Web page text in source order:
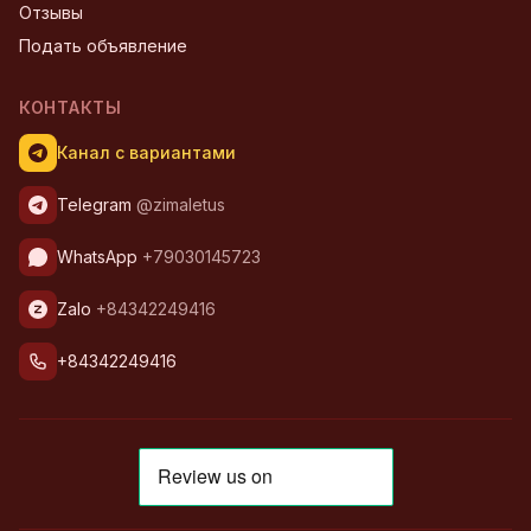
Отзывы
Подать объявление
КОНТАКТЫ
Канал с вариантами
Telegram @zimaletus
WhatsApp +79030145723
Zalo +84342249416
+84342249416